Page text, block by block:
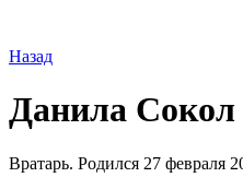
Назад
Данила
Вратарь. Родился 27 февраля